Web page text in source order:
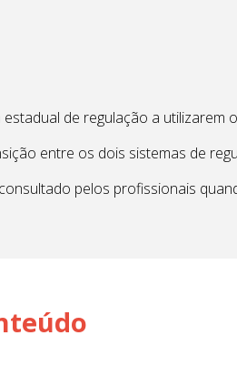
de regulação a utilizarem
entre os dois sistemas de
pelos profissionais